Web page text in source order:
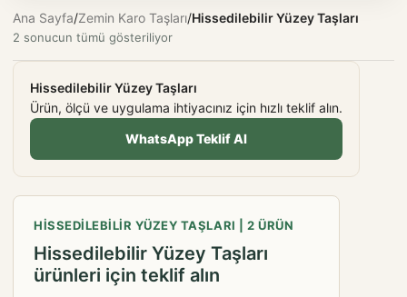
Ana Sayfa/Zemin Karo Taşları/Hissedilebilir Yüzey Taşları
2 sonucun tümü gösteriliyor
Hissedilebilir Yüzey Taşları
Ürün, ölçü ve uygulama ihtiyacınız için hızlı teklif alın.
WhatsApp Teklif Al
HISSEDILEBILIR YÜZEY TAŞLARI | 2 ÜRÜN
Hissedilebilir Yüzey Taşları
ürünleri için teklif alın